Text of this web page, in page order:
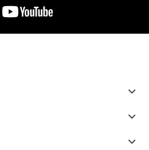


